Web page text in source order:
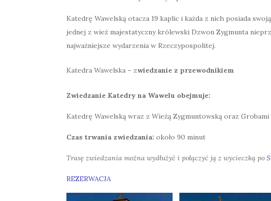
Katedrę Wawelską otacza 19 kaplic i każda z nich posiada
jednej z wież majestatyczny królewski Dzwon Zygmunta
najważniejsze wydarzenia w Rzeczypospolitej.
Katedra Wawelska – zwiedzanie z przewodnikiem
Zwiedzanie Katedry na Wawelu obejmuje:
Katedrę Wawelską wraz z Wieżą Zygmuntowską oraz
Czas trwania zwiedzania: około 90 minut
Trasę zwiedzania można wydłużyć i połączyć ją z wycieczką po
REZERWACJA